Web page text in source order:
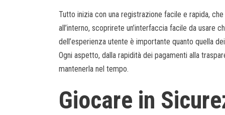
Tutto inizia con una registrazione facile e rapida,
all’interno, scoprirete un’interfaccia facile da usare
dell’esperienza utente è importante quanto quella
Ogni aspetto, dalla rapidità dei pagamenti alla
mantenerla nel tempo.
Giocare in